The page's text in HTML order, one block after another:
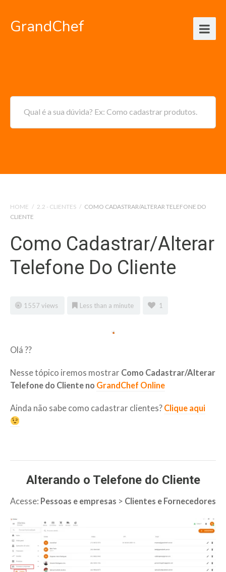
GrandChef
Qual é a sua dúvida? Ex: Como cadastrar produtos.
HOME / 2.2 - CLIENTES / COMO CADASTRAR/ALTERAR TELEFONE DO
CLIENTE
Como Cadastrar/Alterar
Telefone Do Cliente
1557 views Less than a minute 1
Olá ??
Nesse tópico iremos mostrar Como Cadastrar/Alterar
Telefone do Cliente no GrandChef Online
Ainda não sabe como cadastrar clientes? Clique aqui
Alterando o Telefone do Cliente
Acesse: Pessoas e empresas > Clientes e Fornecedores